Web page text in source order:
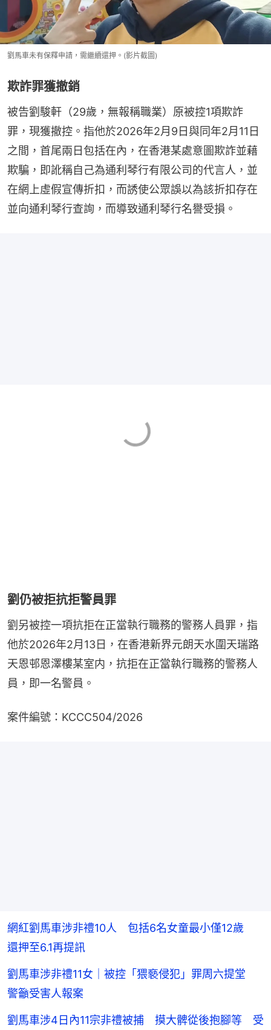
劉馬車未有保釋申請，需繼續還押。(影片截圖)
欺詐罪獲撤銷
被告劉駿軒（29歲，無報稱職業）原被控1項欺詐
罪，現獲撤控。指他於2026年2月9日與同年2月11日
之間，首尾兩日包括在內，在香港某處意圖欺詐並藉
欺騙，即訛稱自己為通利琴行有限公司的代言人，並
在網上虛假宣傳折扣，而誘使公眾誤以為該折扣存在
並向通利琴行查詢，而導致通利琴行名譽受損。
劉仍被拒抗拒警員罪
劉另被控一項抗拒在正當執行職務的警務人員罪，指
他於2026年2月13日，在香港新界元朗天水圍天瑞路
天恩邨恩澤樓某室内，抗拒在正當執行職務的警務人
員，即一名警員。
案件編號：KCCC504/2026
網紅劉馬車涉非禮10人 包括6名女童最小僅12歲
還押至6.1再提訊
劉馬車涉非禮11女｜被控「猥褻侵犯」罪周六提堂
警籲受害人報案
劉馬車涉4日內11宗非禮被捕 摸大髀從後抱腳等 受